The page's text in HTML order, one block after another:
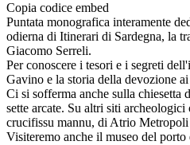
Copia codice embed
Puntata monografica interamente
odierna di Itinerari di Sardegna, la
Giacomo Serreli.
Per conoscere i tesori e i segreti
Gavino e la storia della devozione
Ci si sofferma anche sulla chiesetta
sette arcate. Su altri siti
crucifissu mannu, di Atrio
Visiteremo anche il museo del porto